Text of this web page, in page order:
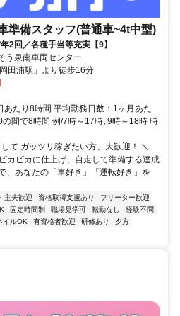
準備スタッフ(普通車~4t中型)
2回／各種手当等充実【9】
泉南車両センター
田浦駅」より徒歩16分
あたり8時間 平均勤務日数：1ヶ月あた
間で8時間 例/7時～17時､9時～18時 時
て ガッツリ稼ぎたい方、大歓迎！ ＼
カピカに仕上げ、自走して準備する達成
、あなたの「車好き」「運転好き」を
主夫歓迎 資格取得支援あり
フリーター歓迎
固定時間制 職場見学可 転勤なし
経験不問
イルOK 有資格者歓迎 研修あり
夕方